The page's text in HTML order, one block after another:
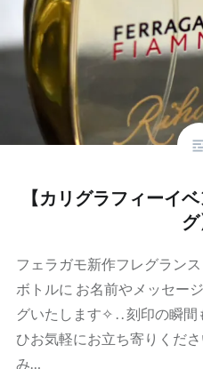
【カリグラフィーイ
グ
フェラガモ新作フレグラン
ボトルに お名前やメッセー
グいたします✧ . . 刻印の瞬
ひお気軽にお立ち寄りくだ
み…